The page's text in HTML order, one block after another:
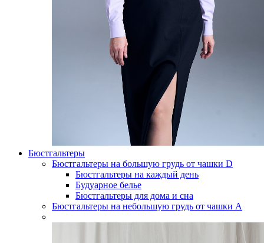
Бюстгальтеры
Бюстгальтеры на большую грудь от чашки D
Бюстгальтеры на каждый день
Будуарное белье
Бюстгальтеры для дома и сна
Бюстгальтеры на небольшую грудь от чашки А